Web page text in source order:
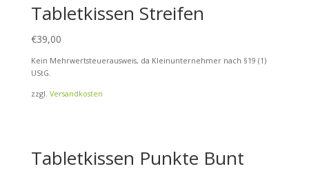
Tabletkissen Streifen
€39,00
Kein Mehrwertsteuerausweis, da Kleinunternehmer nach §19 (1)
UStG.
zzgl. Versandkosten
Tabletkissen Punkte Bunt